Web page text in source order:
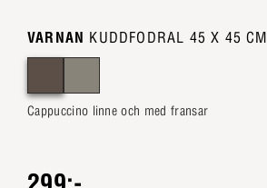
VARNAN KUDDFODRAL 45 X 45 CM
Cappuccino linne och med fransar